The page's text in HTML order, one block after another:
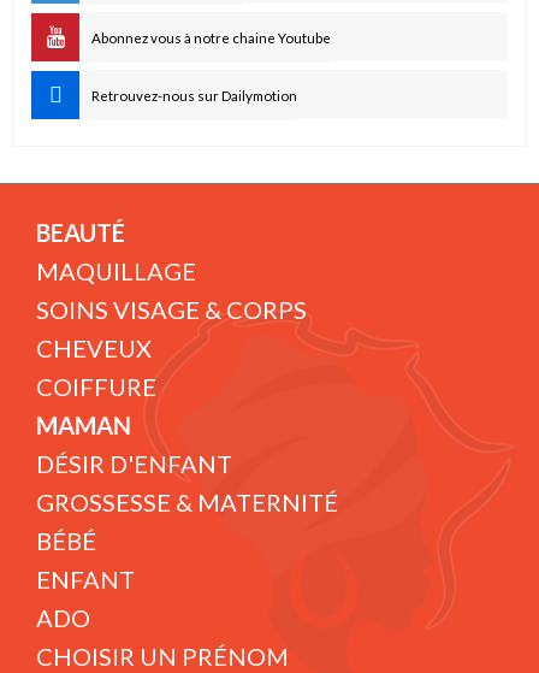
Abonnez vous à notre chaine Youtube
Retrouvez-nous sur Dailymotion
BEAUTÉ
MAQUILLAGE
SOINS VISAGE & CORPS
CHEVEUX
COIFFURE
MAMAN
DÉSIR D'ENFANT
GROSSESSE & MATERNITÉ
BÉBÉ
ENFANT
ADO
CHOISIR UN PRÉNOM